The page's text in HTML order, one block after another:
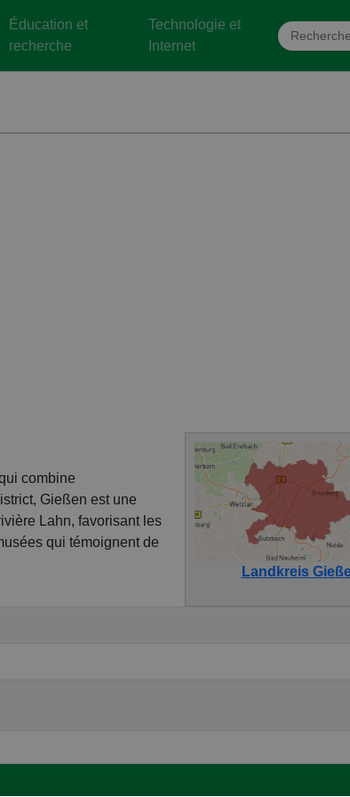
Éducation et
recherche
Technologie et
Internet
combine
Gießen est une
Lahn, favorisant les
qui témoignent de
Landkreis